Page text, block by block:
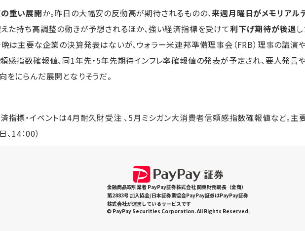
の重い展開か。昨日の大幅安の反動高が期待されるものの、来週月曜日がメモリアル
た持ち高調整の動きが予想されるほか、強い経済指標を受けて利下げ期待が後退
晩は主要な企業の決算発表はないが、ウォラー米連邦準備理事会（FRB）理事の講演
感指数確報値、同1年先・5年先期待インフレ率確報値の発表が予定され、要人発
をにらんだ展開となりそうだ。
指標・イベントは4月耐久財受注 、5月ミシガン大消費者信頼感指数確報値など。主
、14：00）
金融商品取引業者 PayPay証券株式会社 関東財務局長（金商）
第2883号 加入協会/日本証券業協会PayPay証券はPayPay証券
株式会社が運営しているサービスです
© PayPay Securities Corporation. All Rights Reserved.